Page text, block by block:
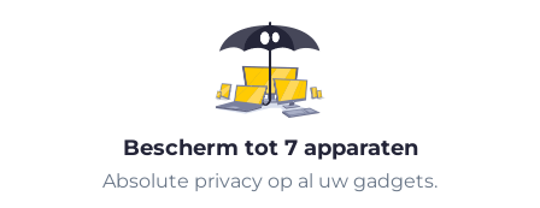
Bescherm tot 7 apparaten
Absolute privacy op al uw gadgets.